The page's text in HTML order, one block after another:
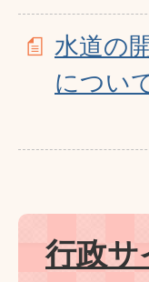
水道の
につい
行政サ